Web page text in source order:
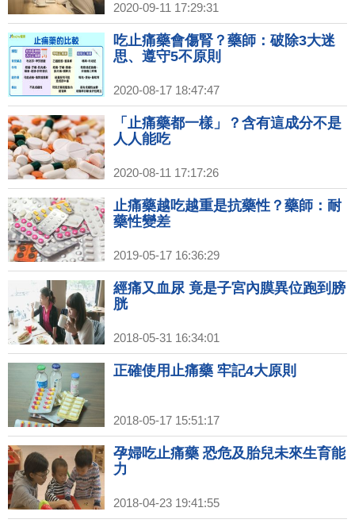
2020-09-11 17:29:31
吃止痛藥會傷腎？藥師：破除3大迷
思、遵守5不原則
2020-08-17 18:47:47
「止痛藥都一樣」？含有這成分不是
人人能吃
2020-08-11 17:17:26
止痛藥越吃越重是抗藥性？藥師：耐
藥性變差
2019-05-17 16:36:29
經痛又血尿 竟是子宮內膜異位跑到膀
胱
2018-05-31 16:34:01
正確使用止痛藥 牢記4大原則
2018-05-17 15:51:17
孕婦吃止痛藥 恐危及胎兒未來生育能
力
2018-04-23 19:41:55